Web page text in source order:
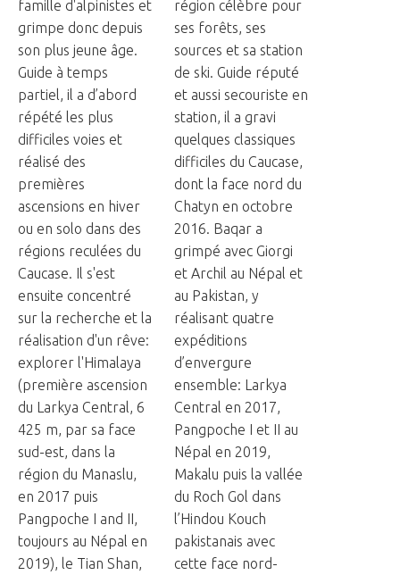
famille d'alpinistes et
grimpe donc depuis
son plus jeune âge.
Guide à temps
partiel, il a d’abord
répété les plus
difficiles voies et
réalisé des
premières
ascensions en hiver
ou en solo dans des
régions reculées du
Caucase. Il s'est
ensuite concentré
sur la recherche et la
réalisation d'un rêve:
explorer l'Himalaya
(première ascension
du Larkya Central, 6
425 m, par sa face
sud-est, dans la
région du Manaslu,
en 2017 puis
Pangpoche I and II,
toujours au Népal en
2019), le Tian Shan,
région célèbre pour
ses forêts, ses
sources et sa station
de ski. Guide réputé
et aussi secouriste en
station, il a gravi
quelques classiques
difficiles du Caucase,
dont la face nord du
Chatyn en octobre
2016. Baqar a
grimpé avec Giorgi
et Archil au Népal et
au Pakistan, y
réalisant quatre
expéditions
d’envergure
ensemble: Larkya
Central en 2017,
Pangpoche I et II au
Népal en 2019,
Makalu puis la vallée
du Roch Gol dans
l’Hindou Kouch
pakistanais avec
cette face nord-